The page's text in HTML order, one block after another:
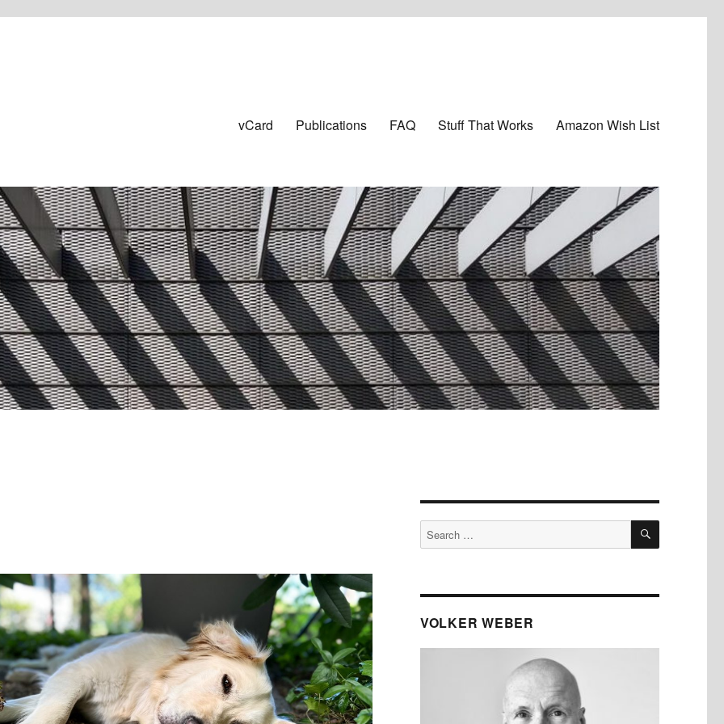
vCard Publications FAQ Stuff That Works Amazon Wish List
Search
for:
SEARCH
VOLKER WEBER